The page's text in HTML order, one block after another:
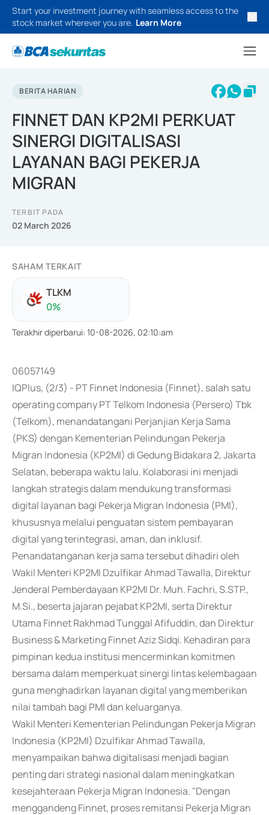
Start your investment journey with seamless access to the
stock market wherever you are. Learn More
BERITA HARIAN
FINNET DAN KP2MI PERKUAT
SINERGI DIGITALISASI
LAYANAN BAGI PEKERJA
MIGRAN
TERBIT PADA
02 March 2026
SAHAM TERKAIT
TLKM
0%
Terakhir diperbarui: 10-08-2026, 02:10:am
06057149
IQPlus, (2/3) - PT Finnet Indonesia (Finnet), salah satu
operating company PT Telkom Indonesia (Persero) Tbk
(Telkom), menandatangani Perjanjian Kerja Sama
(PKS) dengan Kementerian Pelindungan Pekerja
Migran Indonesia (KP2MI) di Gedung Bidakara 2, Jakarta
Selatan, beberapa waktu lalu. Kolaborasi ini menjadi
langkah strategis dalam mendukung transformasi
digital layanan bagi Pekerja Migran Indonesia (PMI),
khususnya melalui penguatan sistem pembayaran
digital yang terintegrasi, aman, dan inklusif.
Penandatanganan kerja sama tersebut dihadiri oleh
Wakil Menteri KP2MI Dzulfikar Ahmad Tawalla, Direktur
Jenderal Pemberdayaan KP2MI Dr. Muh. Fachri, S.STP.,
M.Si., beserta jajaran pejabat KP2MI, serta Direktur
Utama Finnet Rakhmad Tunggal Afifuddin, dan Direktur
Business & Marketing Finnet Aziz Sidqi. Kehadiran para
pimpinan kedua institusi mencerminkan komitmen
bersama dalam memperkuat sinergi lintas kelembagaan
guna menghadirkan layanan digital yang memberikan
nilai tambah bagi PMI dan keluarganya.
Wakil Menteri Kementerian Pelindungan Pekerja Migran
Indonesia (KP2MI) Dzulfikar Ahmad Tawalla,
menyampaikan bahwa digitalisasi menjadi bagian
penting dari strategi nasional dalam meningkatkan
kesejahteraan Pekerja Migran Indonesia. "Dengan
menggandeng Finnet, proses remitansi Pekerja Migran